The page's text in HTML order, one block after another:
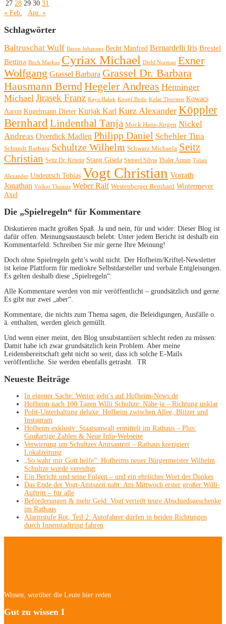
27 28 29 30 31
« Feb.
Apr. »
Schlagwörter
Baltruschat Wulf Baron Johannes Becht Manfred Bernardelli Iris Brestel
Bettina Buch Markus Cyriax Michael Diehl Norman Exner
Wolfgang Grassel Barbara Grassel Dr. Barbara
Hausmann Bernd Hegeler Andreas Henninger
Michael Jirasek Franz Kaya Haluk Knopf Bodo Kolar Thorsten Kowacs
Aaron Kugelmann Dieter Kurjak Karl Kurz Alexander Köppler
Bernhard Lindenthal Tanja Mock Hans-Jürgen Nickel
Andreas Overdick Madlen Philipp Daniel Schehler Tina
Schmidt Barbara Schultze Wilhelm Schwarz Michaela Seitz
Christian Seitz Dr. Kristin Stang Gisela Stengel Silvia Thaler Armin Tulatz
Alexander Undeutsch Tobias Vogt Christian Vorrath
Jonathan Völker Thomas Weber Ralf Westenberger Bernhard Wintermeyer
Axel
Die „Spielregeln“ für Kommentare
Diskutieren macht großen Spaß. Ja und nein, für und wider: Dieser Blog ist
dafür offen. Meinungsaustausch belebt. Unter jedem Bericht ist deshalb ein
Kommentarfeld: Schreiben Sie mir gerne Ihre Meinung!
Doch ohne Spielregeln geht’s wohl nicht. Der Hofheim/Kriftel-Newsletter
ist keine Plattform für mediokre Selbstdarsteller und verbale Entgleisungen.
Es gelten deshalb diese „Spielregeln“:
Alle Kommentare werden von mir veröffentlicht – grundsätzlich und gerne.
Es gibt nur zwei „aber“.
Kommentare, die nichts zum Thema sagen, die Beleidigungen, Ausfälle o.
ä. enthalten, werden gleich gemüllt.
Und wenn einer meint, den Blog unsubstantiiert schlecht reden zu müssen:
Damit habe ich zwar grundsätzlich kein Problem. Aber meine
Leidensbereitschaft geht nicht so weit, dass ich solche E-Mails
veröffentliche. Sie werden ebenfalls getrasht. TR
Neueste Beiträge
In eigener Sache: Weiter geht’s auf Hofheim-News.de
Hofheim nach 100 Tagen Willi Schultze: Nähe ja – Richtung unklar
Polit-Unterhaltung deluxe: Hofheim zwischen Allee, Blitzer und
Instagram
Hofheim exklusiv: Staatsanwalt ermittelt im Rathaus – Plus:
Großartige Zahlen & Neue Info-Webseite
Verwirrung um Schultzes Amtsantritt – Rathaus korrigiert
Lokalzeitung
„So wahr mir Gott helfe“: Hofheims neuer Bürgermeister Wilhelm
Schultze wurde vereidigt
Ein Bericht und seine Folgen – und ein ehrliches Wort des Dankes
Das Ende der Vogt-Amtszeit naht: Am Mittwoch erster großer Willi-
Auftritt – für alle
Beförderungen & mehr Geld: Vogt verteilt teure Abschiedsgeschenke
im Rathaus
Alarmstufe Rot, Teil 2: Autofahrer dürfen in beiden Richtungen
durch Innenstadtring fahren
Wissen, worüber die Leute hier reden
Gut zu wissen I